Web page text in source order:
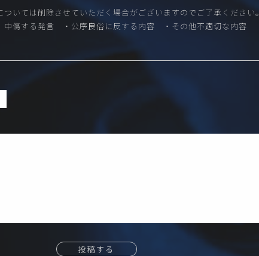
いては削除させていただく場合がございますのでご了承ください。
中傷する発言
・公序良俗に反する内容 ・その他不適切な内容
投稿する